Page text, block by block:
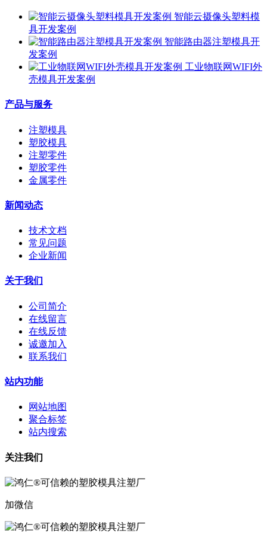
智能云摄像头塑料模
具开发案例
智能路由器注塑模具开
发案例
工业物联网WIFI外
壳模具开发案例
产品与服务
注塑模具
塑胶模具
注塑零件
塑胶零件
金属零件
新闻动态
技术文档
常见问题
企业新闻
关于我们
公司简介
在线留言
在线反馈
诚邀加入
联系我们
站内功能
网站地图
聚合标签
站内搜索
关注我们
加微信